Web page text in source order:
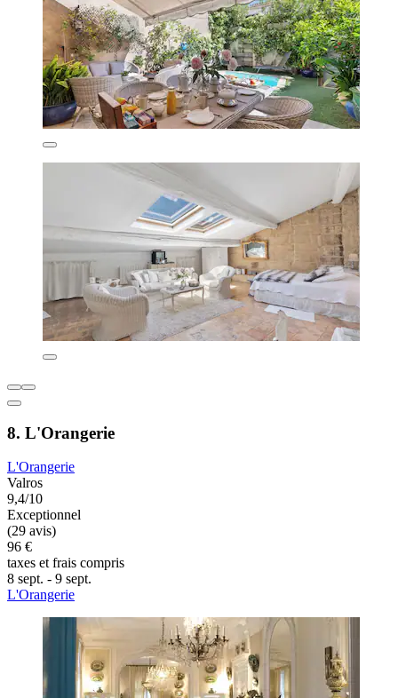
8. L'Orangerie
L'Orangerie
Valros
9,4/10
Exceptionnel
(29 avis)
96 €
taxes et frais compris
8 sept. - 9 sept.
L'Orangerie